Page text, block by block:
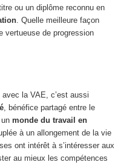
ou un diplôme reconnu en
. Quelle meilleure façon
vertueuse de progression
avec la VAE, c’est aussi
, bénéfice partagé entre le
unmonde du travail en
à un allongement de la vie
ont intérêt à s’intéresser aux
au mieux les compétences